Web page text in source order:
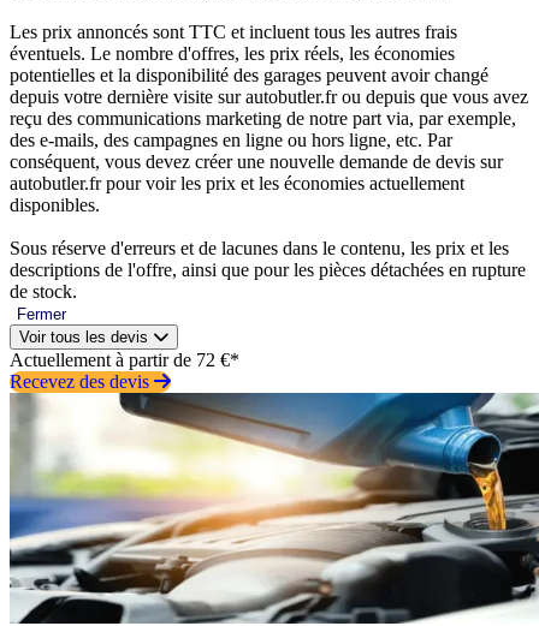
Les prix annoncés sont TTC et incluent tous les autres frais
éventuels. Le nombre d'offres, les prix réels, les économies
potentielles et la disponibilité des garages peuvent avoir changé
depuis votre dernière visite sur autobutler.fr ou depuis que vous avez
reçu des communications marketing de notre part via, par exemple,
des e-mails, des campagnes en ligne ou hors ligne, etc. Par
conséquent, vous devez créer une nouvelle demande de devis sur
autobutler.fr pour voir les prix et les économies actuellement
disponibles.
Sous réserve d'erreurs et de lacunes dans le contenu, les prix et les
descriptions de l'offre, ainsi que pour les pièces détachées en rupture
de stock.
Fermer
Voir tous les devis
Actuellement à partir de 72 €*
Recevez des devis